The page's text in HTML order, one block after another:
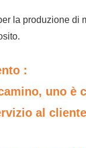
la produzione di
:
uno è
al